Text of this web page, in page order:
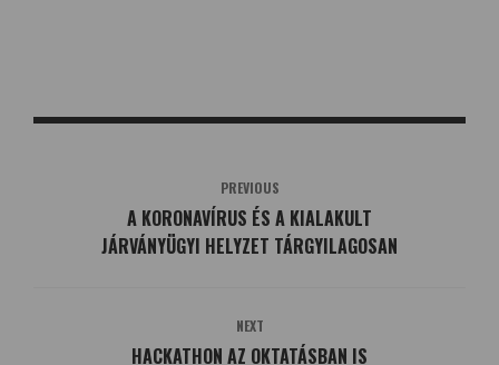
PREVIOUS
A KORONAVÍRUS ÉS A KIALAKULT
JÁRVÁNYÜGYI HELYZET TÁRGYILAGOSAN
NEXT
HACKATHON AZ OKTATÁSBAN IS